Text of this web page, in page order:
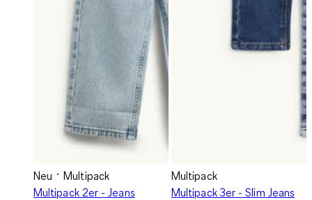
Neu
Multipack
Multipack 2er - Jeans
Multipack
Multipack 3er - Slim Jeans